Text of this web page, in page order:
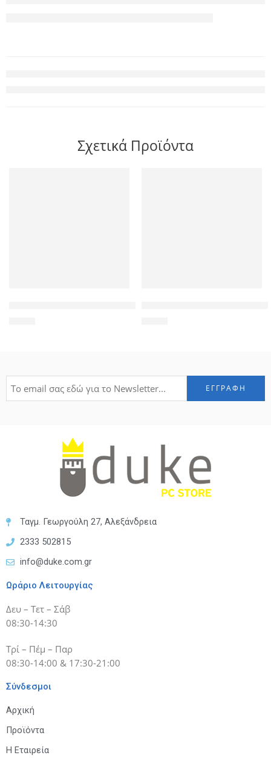
Σχετικά Προϊόντα
Ταγμ. Γεωργούλη 27, Αλεξάνδρεια
2333 502815
info@duke.com.gr
Ωράριο Λειτουργίας
Δευ – Τετ – Σάβ
08:30-14:30
Τρί – Πέμ – Παρ
08:30-14:00 & 17:30-21:00
Σύνδεσμοι
Αρχική
Προϊόντα
Η Εταιρεία